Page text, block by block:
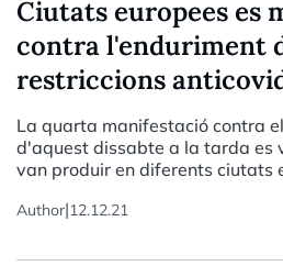
Ciutats europees es
contra l'enduriment
restriccions
La quarta manifestació contra
d'aquest dissabte a la tarda es
van produir en diferents ciutats
Author|12.12.21